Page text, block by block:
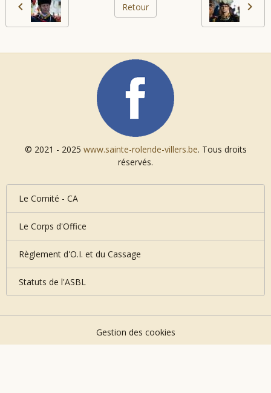
Retour
© 2021 - 2025 www.sainte-rolende-villers.be. Tous droits
réservés.
Le Comité - CA
Le Corps d'Office
Règlement d'O.I. et du Cassage
Statuts de l'ASBL
Gestion des cookies